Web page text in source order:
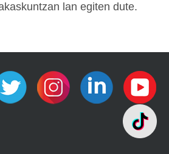
lan egiten dute.